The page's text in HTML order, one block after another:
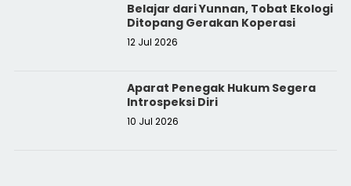
Belajar dari Yunnan, Tobat Ekologi
Ditopang Gerakan Koperasi
12 Jul 2026
Aparat Penegak Hukum Segera
Introspeksi Diri
10 Jul 2026